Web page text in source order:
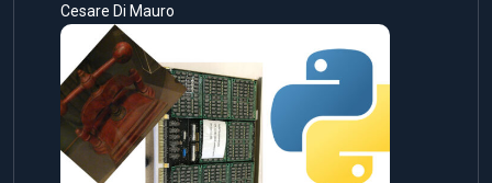
Cesare Di Mauro